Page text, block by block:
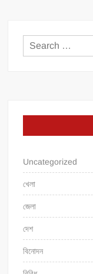
Uncategorized
খেলা
জেলা
দেশ
বিনোদন